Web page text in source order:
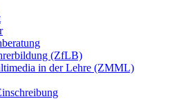
(ZfLB)
in der Lehre (ZMML)